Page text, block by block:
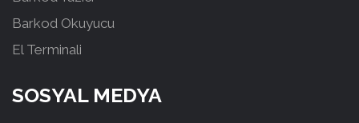
Barkod Okuyucu
El Terminali
SOSYAL MEDYA